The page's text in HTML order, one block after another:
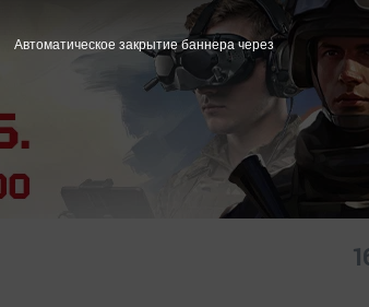
Автоматическое закрытие баннера через